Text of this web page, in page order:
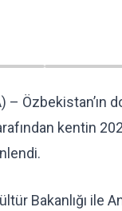
– Özbekistan’ın
kentin
Bakanlığı ile